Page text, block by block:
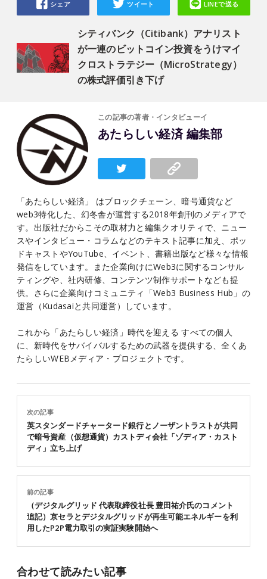
シティバンク（Citibank）アナリスト
が一連のビットコイン投資をうけマイ
クロストラテジー（MicroStrategy）
の株式評価引き下げ
シェア ツイート LINEで送る
この記事の著者・インタビューイ
あたらしい経済 編集部
「あたらしい経済」 はブロックチェーン、暗号通貨など
web3特化した、幻冬舎が運営する2018年創刊のメディアで
す。出版社だからこその取材力と編集クオリティで、ニュー
スやインタビュー・コラムなどのテキスト記事に加え、ポッ
ドキャストやYouTube、イベント、書籍出版など様々な情報
発信をしています。また企業向けにWeb3に関するコンサル
ティングや、社内研修、コンテンツ制作サポートなども提
供。さらに企業向けコミュニティ「Web3 Business Hub」の
運営（Kudasaiと共同運営）しています。
これから「あたらしい経済」時代を迎える すべての個人
に、新時代をサバイバルするための武器を提供する、全くあ
たらしいWEBメディア・プロジェクトです。
前の記事
（デジタルグリッド 代表取締役社長 豊田祐介氏のコメント
追記）京セラとデジタルグリッドが再生可能エネルギーを利
用したP2P電力取引の実証実験開始へ
次の記事
英スタンダードチャータード銀行とノーザントラストが共同
で暗号資産（仮想通貨）カストディ会社「ゾディア・カスト
ディ」立ち上げ
合わせて読みたい記事